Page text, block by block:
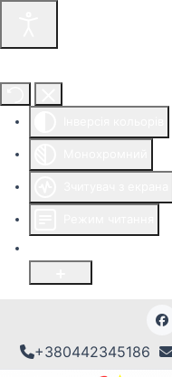
+380442345186